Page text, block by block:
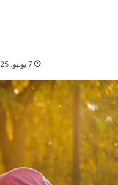
7 يونيو، 2025